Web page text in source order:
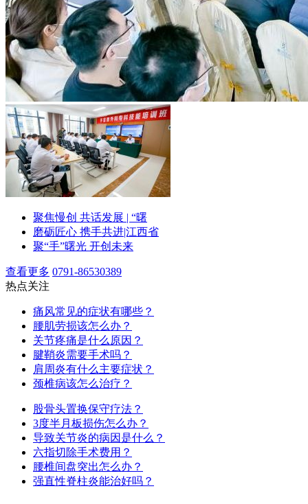
聚焦慢创 共话发展 | “曙
磨砺匠心 携手共进|江西省
聚“手”曙光 开创未来
查看更多 0791-86530389
热点关注
痛风常见的症状有哪些？
腰肌劳损该怎么办？
关节疼痛是什么原因？
腱鞘炎需要手术吗？
肩周炎有什么主要症状？
颈椎病该怎么治疗？
股骨头置换保守疗法？
3度半月板损伤怎么办？
导致关节炎的病因是什么？
六指切除手术费用？
腰椎间盘突出怎么办？
强直性脊柱炎能治好吗？